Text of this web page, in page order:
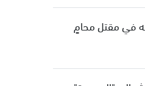
في مقتل محامٍ